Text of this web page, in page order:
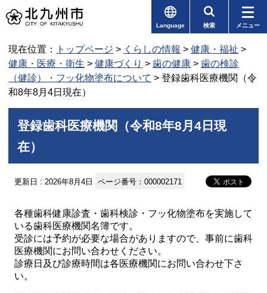
Language 検索 メニュー
現在位置： トップページ > くらしの情報 > 健康・福祉 >
健康・医療・衛生 > 健康づくり > 歯の健康 > 歯の検診
（健診）・フッ化物塗布について > 登録歯科医療機関（令
和8年8月4日現在）
登録歯科医療機関（令和8年8月4日現
在）
更新日 : 2026年8月4日 ページ番号：000002171
各種歯科健康診査・歯科検診・フッ化物塗布を実施して
いる歯科医療機関名簿です。
受診には予約が必要な場合がありますので、事前に歯科
医療機関にお問い合わせください。
診療日及び診療時間は各医療機関にお問い合わせ下さ
い。